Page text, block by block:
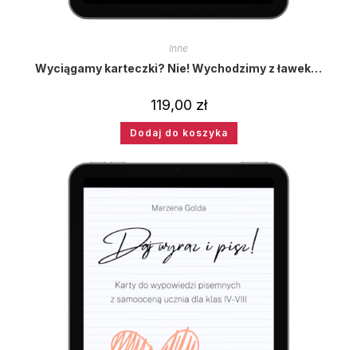
Inne
Wyciągamy karteczki? Nie! Wychodzimy z ławek…
119,00 zł
Dodaj do koszyka